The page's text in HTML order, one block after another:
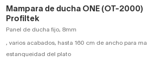
Mampara de ducha ONE (OT-2000)
Profiltek
Panel de ducha fijo, 8mm
, varios acabados, hasta 160 cm de ancho para
estanqueidad del plato